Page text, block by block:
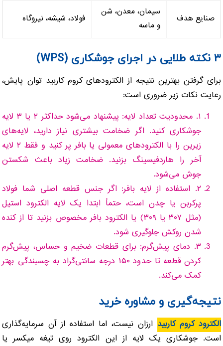
صنایع هدف
سیمان، معدن، شن
و ماسه
فولاد، شیشه، نیروگاه
۳ نکته طلایی در اجرای جوشکاری (WPS)
برای گرفتن بهترین نتیجه از الکترودهای کروم کاربید توان پایش،
رعایت نکات زیر ضروری است:
۱. محدودیت تعداد لایه: پیشنهاد می‌شود حداکثر ۲ یا ۳ لایه
جوشکاری کنید. اگر ضخامت بیشتری نیاز دارید، لایه‌های
زیرین را با الکترودهای معمولی یا بافر پر کنید و فقط ۲ لایه
آخر را هاردفیسینگ بزنید. ضخامت زیاد باعث شکستن
جوش می‌شود.
۲. استفاده از لایه بافر: اگر جنس قطعه اصلی شما فولاد
پرکربن یا چدن است، حتماً ابتدا یک لایه الکترود استیل
(مثل ۳۰۷ یا ۳۰۹) یا الکترود بافر مخصوص بزنید تا از کنده
شدن روکش جلوگیری شود.
۳. دمای پیش‌گرم: برای قطعات ضخیم و حساس، پیش‌گرم
کردن قطعه تا حدود ۱۵۰ درجه سانتی‌گراد به چسبندگی بهتر
کمک می‌کند.
نتیجه‌گیری و مشاوره خرید
الکترود کروم کاربید ارزان نیست، اما استفاده از آن سرمایه‌گذاری
است. جوشکاری یک لایه از این الکترود روی تیغه میکسر یا